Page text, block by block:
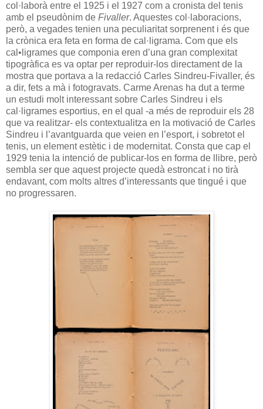
col·laborà entre el 1925 i el 1927 com a cronista del tenis
amb el pseudònim de Fivaller. Aquestes col·laboracions,
però, a vegades tenien una peculiaritat sorprenent i és que
la crònica era feta en forma de cal·ligrama. Com que els
cal•ligrames que componia eren d’una gran complexitat
tipogràfica es va optar per reproduir-los directament de la
mostra que portava a la redacció Carles Sindreu-Fivaller, és
a dir, fets a mà i fotogravats. Carme Arenas ha dut a terme
un estudi molt interessant sobre Carles Sindreu i els
cal·ligrames esportius, en el qual -a més de reproduir els 28
que va realitzar- els contextualitza en la motivació de Carles
Sindreu i l’avantguarda que veien en l’esport, i sobretot el
tenis, un element estètic i de modernitat. Consta que cap el
1929 tenia la intenció de publicar-los en forma de llibre, però
sembla ser que aquest projecte quedà estroncat i no tirà
endavant, com molts altres d’interessants que tingué i que
no progressaren.